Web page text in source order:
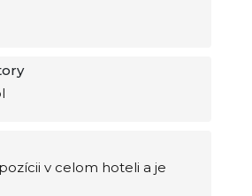
v celom hoteli a je